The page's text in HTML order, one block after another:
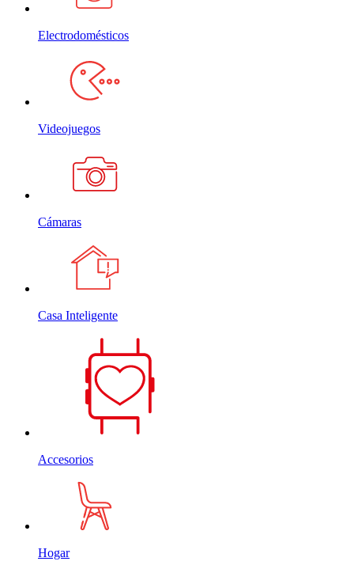
Electrodomésticos
Videojuegos
Cámaras
Casa Inteligente
Accesorios
Hogar